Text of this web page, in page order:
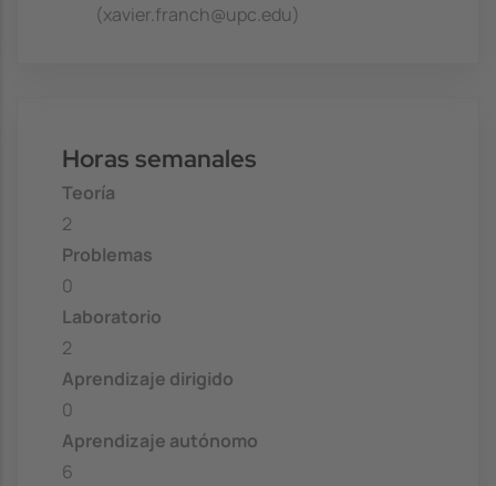
(xavier.franch@upc.edu)
Horas semanales
Teoría
2
Problemas
0
Laboratorio
2
Aprendizaje dirigido
0
Aprendizaje autónomo
6